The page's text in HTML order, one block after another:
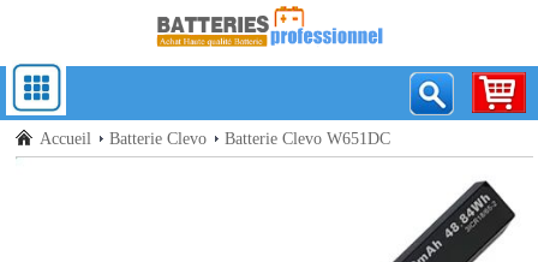
Accueil Batterie Clevo Batterie Clevo W651DC